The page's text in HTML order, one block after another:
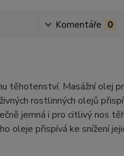
Komentáře 0
těhotenství. Masážní olej
rostlinných olejů
jemná i pro citlivý nos
oleje přispívá ke snížení